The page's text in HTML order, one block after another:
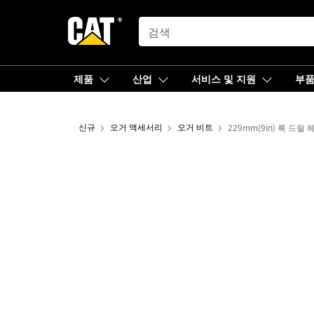
SEARCH
제품 산업 서비스 및 지원 부품
신규 오거 액세서리 오거 비트 229mm(9in) 록 드릴